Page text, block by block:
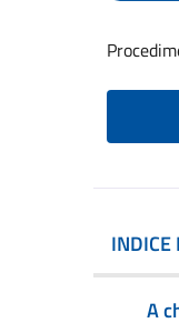
INDICE
A